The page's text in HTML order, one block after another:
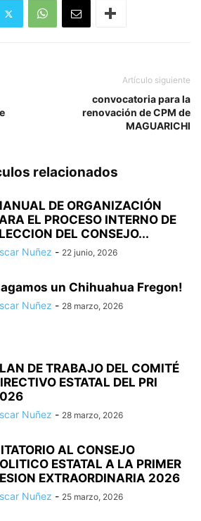
Artículo siguiente
convocatoria para la
renovación de CPM de
MAGUARICHI
relacionados
DE ORGANIZACIÓN
EL PROCESO INTERNO DE
DEL CONSEJO...
Nuñez - 22 junio, 2026
un Chihuahua Fregon!
Nuñez - 28 marzo, 2026
DE TRABAJO DEL COMITÉ
ESTATAL DEL PRI
Nuñez - 28 marzo, 2026
AL CONSEJO
ESTATAL A LA PRIMER
EXTRAORDINARIA 2026
Nuñez - 25 marzo, 2026